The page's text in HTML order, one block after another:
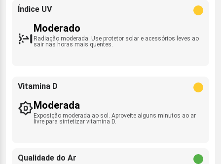
Índice UV
Moderado
Radiação moderada. Use protetor solar e acessórios leves ao
sair nas horas mais quentes.
Vitamina D
Moderada
Exposição moderada ao sol. Aproveite alguns minutos ao ar
livre para sintetizar vitamina D.
Qualidade do Ar